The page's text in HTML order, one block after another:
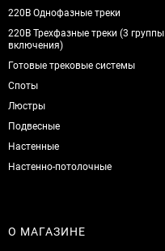
220В Однофазные треки
220В Трехфазные треки (3 группы
включения)
Готовые трековые системы
Споты
Люстры
Подвесные
Настенные
Настенно-потолочные
О МАГАЗИНЕ